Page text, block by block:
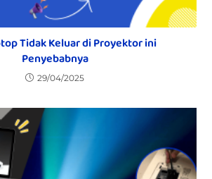
Tidak Keluar di Proyektor ini
Penyebabnya
29/04/2025